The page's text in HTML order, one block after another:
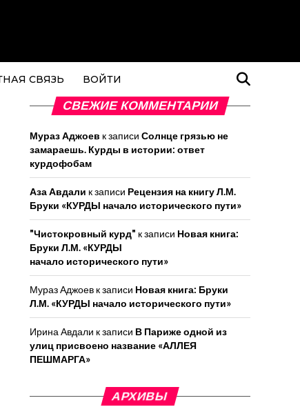
СВЯЗЬ ВОЙТИ
СВЕЖИЕ КОММЕНТАРИИ
Мураз Аджоев к записи Солнце грязью не
замараешь. Курды в истории: ответ
курдофобам
Аза Авдали к записи Рецензия на книгу Л.М.
Бруки «КУРДЫ начало исторического пути»
"Чистокровный курд" к записи Новая книга:
Бруки Л.М. «КУРДЫ
начало исторического пути»
Мураз Аджоев к записи Новая книга: Бруки
Л.М. «КУРДЫ начало исторического пути»
Ирина Авдали к записи В Париже одной из
улиц присвоено название «АЛЛЕЯ
ПЕШМАРГА»
АРХИВЫ